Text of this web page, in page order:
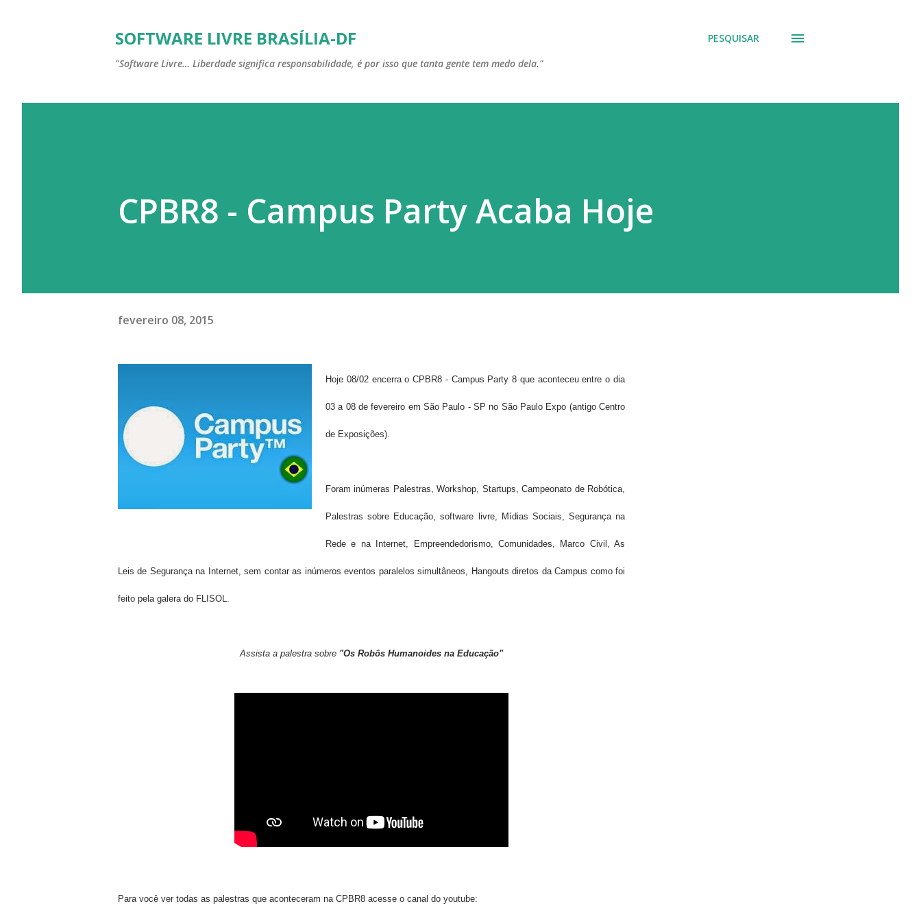
SOFTWARE LIVRE BRASÍLIA-DF
"Software Livre… Liberdade significa responsabilidade, é por isso que tanta gente tem medo dela."
PESQUISAR
CPBR8 - Campus Party Acaba Hoje
fevereiro 08, 2015
Hoje 08/02 encerra o CPBR8 - Campus Party 8 que aconteceu entre o dia
03 a 08 de fevereiro em São Paulo - SP no São Paulo Expo (antigo Centro
de Exposições).
Foram inúmeras Palestras, Workshop, Startups, Campeonato de Robótica,
Palestras sobre Educação, software livre, Mídias Sociais, Segurança na
Rede e na Internet, Empreendedorismo, Comunidades, Marco Civil, As
Leis de Segurança na Internet, sem contar as inúmeros eventos paralelos simultâneos, Hangouts diretos da Campus como foi
feito pela galera do FLISOL.
Assista a palestra sobre "Os Robôs Humanoides na Educação"
Para você ver todas as palestras que aconteceram na CPBR8 acesse o canal do youtube: